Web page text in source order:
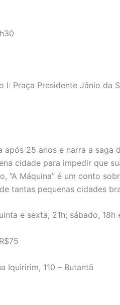
I: Praça Presidente Jânio da
após 25 anos e narra a saga
cidade para impedir que
“A Máquina” é um conto
tantas pequenas cidades
e sexta, 21h; sábado, 18h
Iquiririm, 110 – Butantã